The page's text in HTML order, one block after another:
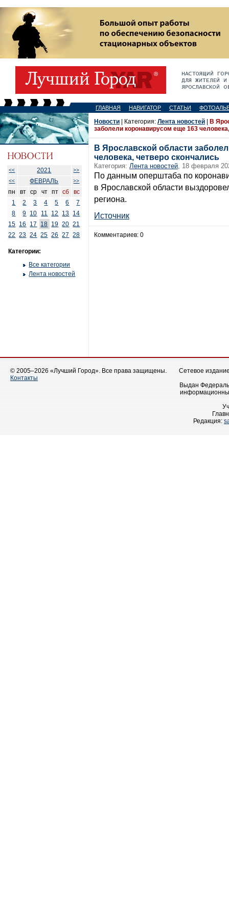
ГЛАВНАЯ НАВИГАТОР СТАТЬИ
<< 2021
>>
<<
ФЕВРАЛЬ >>
пн вт ср чт пт сб
вс
1
2 3 4 5 6
7
8
9 10 11 12 13 14
15 16 17 18 19 20 21
22
23 24 25 26 27 28
Категории:
Все категории
Лента новостей
Новости | Категория: Лента новостей
В
заболели коронавирусом еще 163
В Ярославской области
человека, четверо скончались
Категория: Лента новостей, 18 февраля
По данным оперштаба по
в Ярославской области
региона.
Источник
Комментариев: 0
© 2005–2026 «Лучший Город». Все права защищены.
Контакты
Сетевое
Выдан
Редакция: